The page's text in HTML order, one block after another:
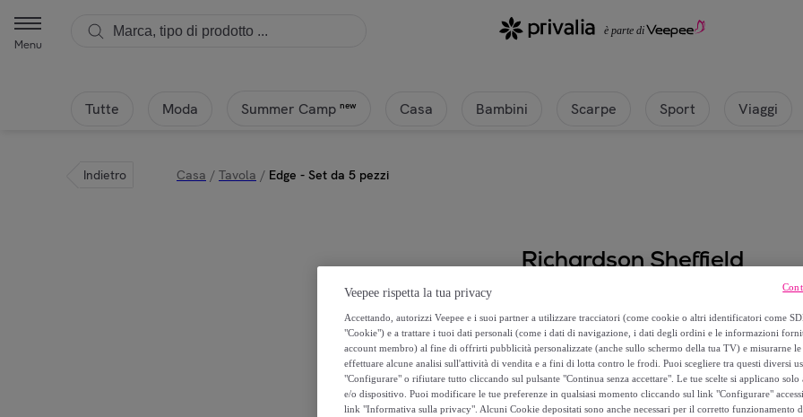
Menu
Tutte Moda Summer Camp new Casa Bambini Scarpe Sport Viaggi
Indietro Casa / Tavola / Edge - Set da 5 pezzi
Richardson Sheffield
103,10 €
128, €
-20%
Veepee rispetta la tua privacy
Accettando, autorizzi Veepee e i suoi partner a utilizzare tracciatori (come cookie o altri identificatori come
"Cookie") e a trattare i tuoi dati personali (come i dati di navigazione, i dati degli ordini e le informazioni
account membro) al fine di offrirti pubblicità personalizzate (anche sullo schermo della tua TV) e misurarne le
effettuare alcune analisi sull'attività di vendita e a fini di lotta contro le frodi. Puoi scegliere tra questi diversi
"Configurare" o rifiutare tutto cliccando sul pulsante "Continua senza accettare". Le tue scelte si applicano solo
e/o dispositivo. Puoi modificare le tue preferenze in qualsiasi momento cliccando sul link "Configurare"
link "Informativa sulla privacy". Alcuni Cookie depositati sono anche necessari per il corretto funzionamento